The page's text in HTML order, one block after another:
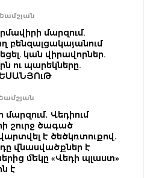
Շամշյան
մարզում.
բենզալցակայանում
կան վիրավորներ.
ու պարեկները.
Վեդիում
շուրջ ծագած
է ծեծկռտուքով․
վնասվածքներ է
մեկը «Վեդի պլաստ»
է